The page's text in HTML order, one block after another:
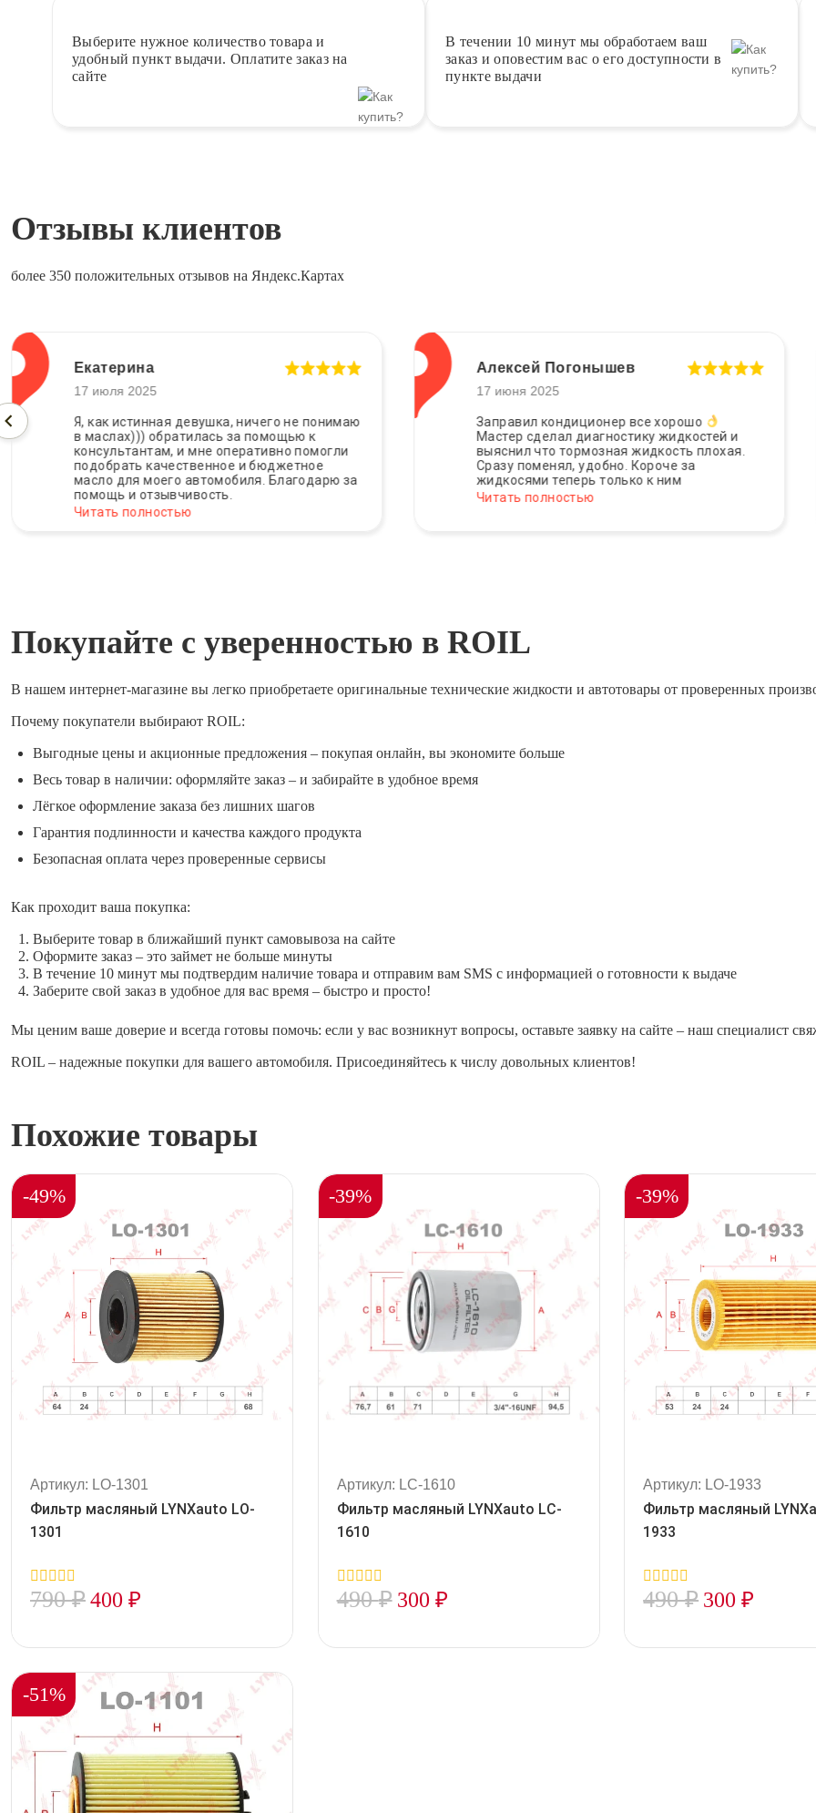
Выберите нужное количество товара и
удобный пункт выдачи. Оплатите заказ на
сайте
В течении 10 минут мы обработаем ваш
заказ и оповестим вас о его доступности в
пункте выдачи
Отзывы клиентов
более 350 положительных отзывов на Яндекс.Картах
Екатерина
17 июля 2025
Я, как истинная девушка, ничего не понимаю
в маслах))) обратилась за помощью к
консультантам, и мне оперативно помогли
подобрать качественное и бюджетное
масло для моего автомобиля. Благодарю за
помощь и отзывчивость.
Читать полностью
Алексей Погонышев
17 июня 2025
Заправил кондиционер все хорошо
Мастер сделал диагностику жидкостей и
выяснил что тормозная жидкость плохая.
Сразу поменял, удобно. Короче за
жидкосями теперь только к ним
Читать полностью
Покупайте с уверенностью в ROIL
В нашем интернет-магазине вы легко приобретаете оригинальные технические жидкости и автотовары от проверенных
Почему покупатели выбирают ROIL:
Выгодные цены и акционные предложения – покупая онлайн, вы экономите больше
Весь товар в наличии: оформляйте заказ – и забирайте в удобное время
Лёгкое оформление заказа без лишних шагов
Гарантия подлинности и качества каждого продукта
Безопасная оплата через проверенные сервисы
Как проходит ваша покупка:
Выберите товар в ближайший пункт самовывоза на сайте
Оформите заказ – это займет не больше минуты
В течение 10 минут мы подтвердим наличие товара и отправим вам SMS с информацией о готовности к выдаче
Заберите свой заказ в удобное для вас время – быстро и просто!
Мы ценим ваше доверие и всегда готовы помочь: если у вас возникнут вопросы, оставьте заявку на сайте – наш специалист
ROIL – надежные покупки для вашего автомобиля. Присоединяйтесь к числу довольных клиентов!
Похожие товары
-49%
Артикул: LO-1301
Фильтр масляный LYNXauto LO-
1301
0
out
790₽400 ₽
-39%
Артикул: LC-1610
Фильтр масляный LYNXauto LC-
1610
0
out
490₽ 300 ₽
-39%
Артикул: LO-1933
Фильтр масляный
1933
0
out
490₽ 300₽
-51%